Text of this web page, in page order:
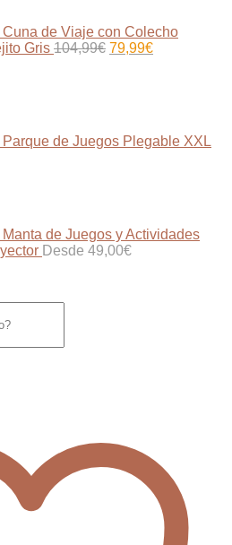
Cuna de Viaje con Colecho
Gris 104,99€ El
79,99€El
Parque de Juegos Plegable XXL
Manta de Juegos y Actividades
Desde 49,00€